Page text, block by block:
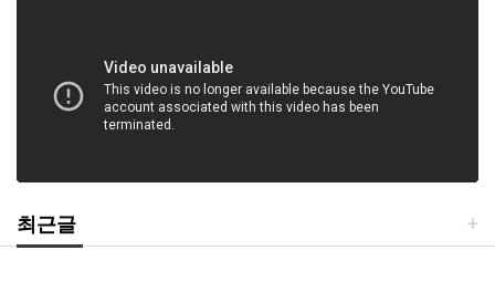
최근글